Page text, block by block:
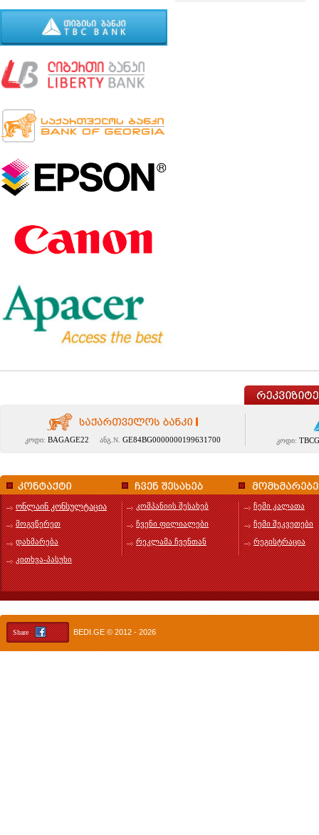
კოდი: BAGAGE22 ანგ.N. GE84BG0000000199631700 კოდი:
ონლაინ კონსულტაცია
მოგვწერეთ
დახმარება
კითხვა-პასუხი
კომპანიის შესახებ
ჩვენი ფილიალები
რეკლამა ჩვენთან
ჩემი კალათა
ჩემი შეკვეთები
რეგისტრაცია
Share BEDI.GE © 2012 - 2026